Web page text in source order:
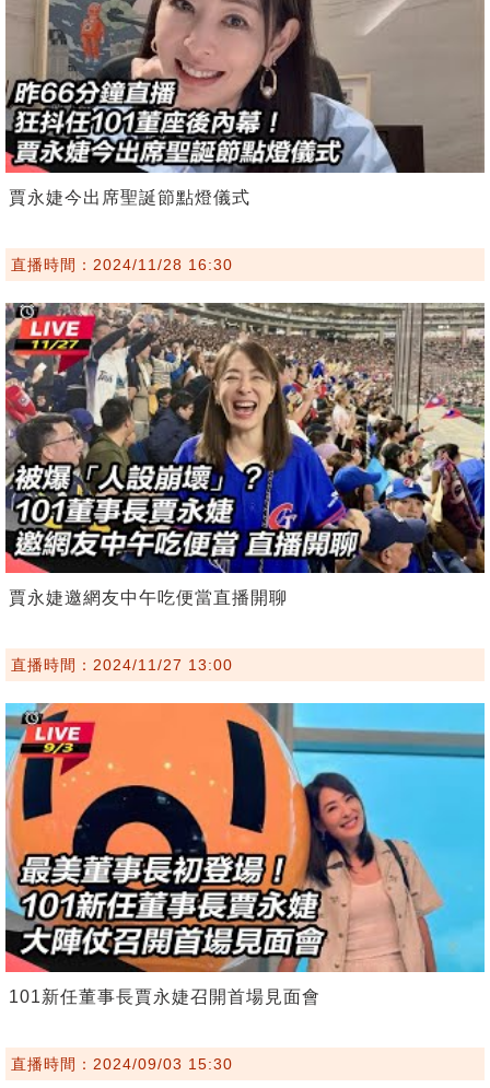
賈永婕今出席聖誕節點燈儀式
直播時間：2024/11/28 16:30
賈永婕邀網友中午吃便當直播開聊
直播時間：2024/11/27 13:00
101新任董事長賈永婕召開首場見面會
直播時間：2024/09/03 15:30